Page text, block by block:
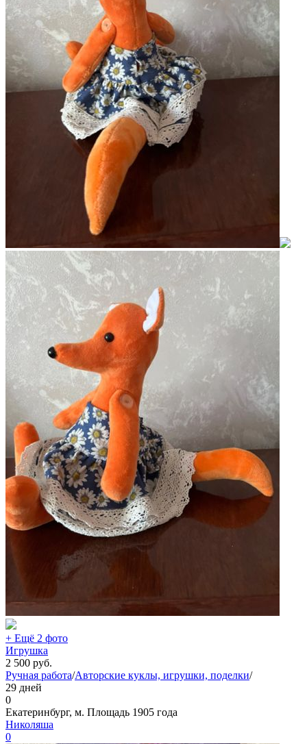
+ Ещё 2 фото
Игрушка
2 500 руб.
Ручная работа/Авторские куклы, игрушки, поделки/
29 дней
0
Екатеринбург, м. Площадь 1905 года
Николяша
0